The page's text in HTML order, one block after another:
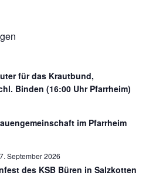
für das Krautbund,
Binden (16:00 Uhr Pfarrheim)
im Pfarrheim
7. September 2026
des KSB Büren in Salzkotten